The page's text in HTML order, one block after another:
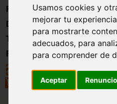
Usamos cookies y
mejorar tu
para mostrarte
adecuados, para
para comprender de
Aceptar Renuncio
Formación
Directorio
Trabajo
Registro